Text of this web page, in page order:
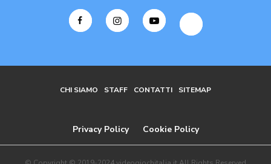
CHI SIAMO STAFF CONTATTI SITEMAP
Privacy Policy Cookie Policy